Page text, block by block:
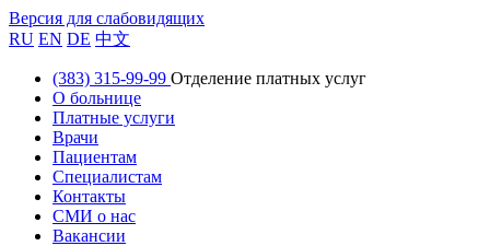
Версия для слабовидящих
RU EN DE 中文
(383) 315-99-99 Отделение платных услуг
О больнице
Платные услуги
Врачи
Пациентам
Специалистам
Контакты
СМИ о нас
Вакансии